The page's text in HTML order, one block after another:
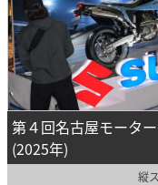
第４回名古屋モータ
(2025年)
縦